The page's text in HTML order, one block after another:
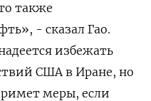
также
- сказал Гао.
избежать
США в Иране, но
меры, если